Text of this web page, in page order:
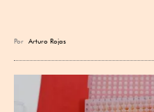
Por Arturo Rojas